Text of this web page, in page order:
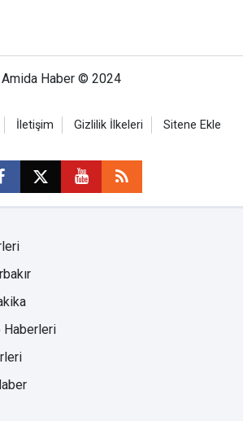
Amida Haber © 2024
İletişim Gizlilik İlkeleri Sitene Ekle
Haberleri